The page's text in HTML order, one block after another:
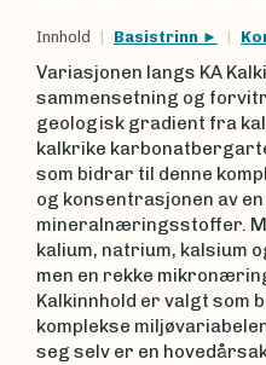
Innhold Basistrinn
Variasjonen langs KA
sammensetning og
geologisk gradient fra
kalkrike
som bidrar til denne
og konsentrasjonen av
mineralnæringsstoffer.
kalium, natrium, kalsium
men en rekke
Kalkinnhold er valgt som
komplekse
seg selv er en